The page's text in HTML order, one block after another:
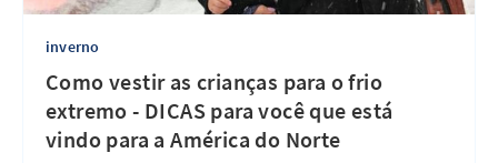
inverno
Como vestir as crianças para o frio
extremo - DICAS para você que está
vindo para a América do Norte